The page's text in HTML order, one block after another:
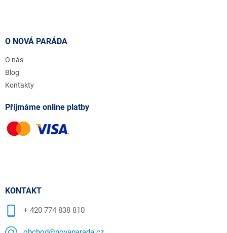
O NOVÁ PARÁDA
O nás
Blog
Kontakty
Příjmáme online platby
KONTAKT
+ 420 774 838 810